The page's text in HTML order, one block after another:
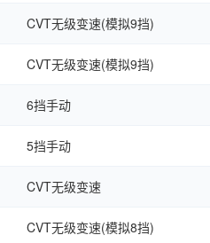
CVT无级变速(模拟9挡)
CVT无级变速(模拟9挡)
6挡手动
5挡手动
CVT无级变速
CVT无级变速(模拟8挡)